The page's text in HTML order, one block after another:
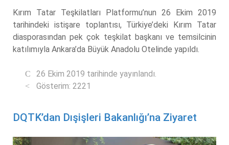
Kırım Tatar Teşkilatları Platformu’nun 26 Ekim 2019
tarihindeki istişare toplantısı, Türkiye’deki Kırım Tatar
diasporasından pek çok teşkilat başkanı ve temsilcinin
katılımıyla Ankara’da Büyük Anadolu Otelinde yapıldı.
26 Ekim 2019 tarihinde yayınlandı.
Gösterim: 2221
DQTK’dan Dışişleri Bakanlığı’na Ziyaret